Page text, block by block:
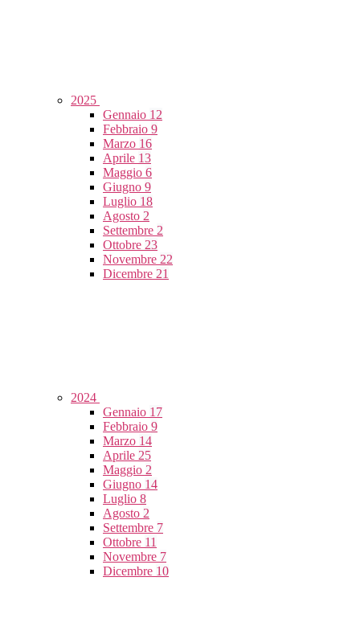
2025
Gennaio 12
Febbraio 9
Marzo 16
Aprile 13
Maggio 6
Giugno 9
Luglio 18
Agosto 2
Settembre 2
Ottobre 23
Novembre 22
Dicembre 21
2024
Gennaio 17
Febbraio 9
Marzo 14
Aprile 25
Maggio 2
Giugno 14
Luglio 8
Agosto 2
Settembre 7
Ottobre 11
Novembre 7
Dicembre 10